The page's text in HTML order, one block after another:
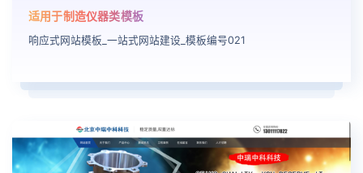
适用于制造仪器类模板
响应式网站模板_一站式网站建设_模板编号021